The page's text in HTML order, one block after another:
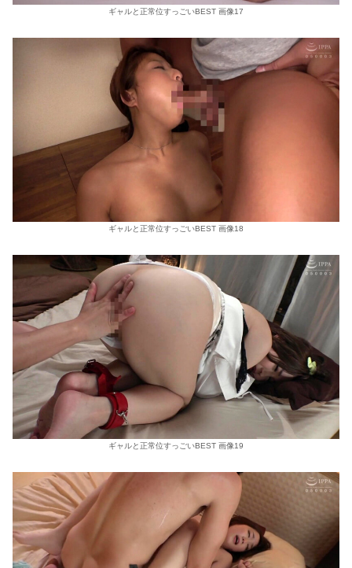
ギャルと正常位すっごいBEST 画像17
ギャルと正常位すっごいBEST 画像18
ギャルと正常位すっごいBEST 画像19